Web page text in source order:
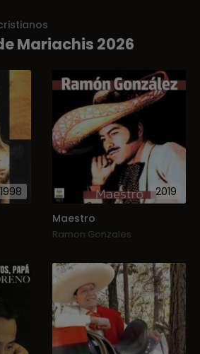
Mariachis 2026
1998
2019
Maestro
Ramon Gonzales